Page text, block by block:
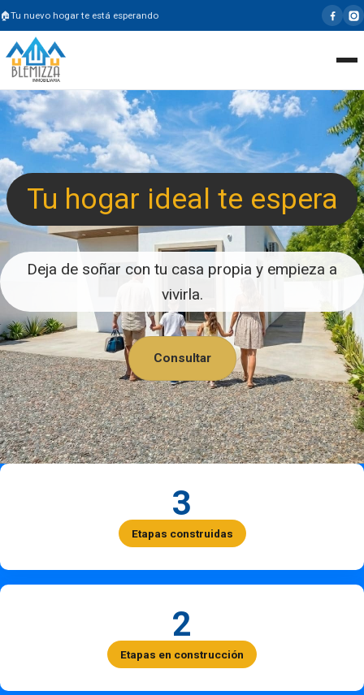
Tu nuevo hogar te está esperando
Tu hogar ideal te espera
Deja de soñar con tu casa propia y empieza a
vivirla.
Consultar
3
Etapas construidas
2
Etapas en construcción